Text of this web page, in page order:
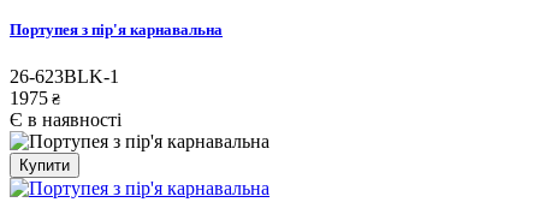
Портупея з пір'я карнавальна
26-623BLK-1
1975 ₴
Є в наявності
Купити